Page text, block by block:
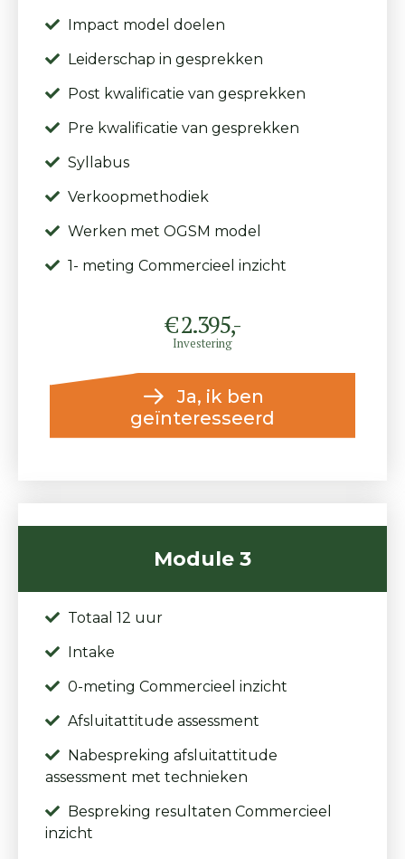
Impact model doelen
Leiderschap in gesprekken
Post kwalificatie van gesprekken
Pre kwalificatie van gesprekken
Syllabus
Verkoopmethodiek
Werken met OGSM model
1- meting Commercieel inzicht
€ 2.395,-
Investering
Ja, ik ben
geïnteresseerd
Module 3
Totaal 12 uur
Intake
0-meting Commercieel inzicht
Afsluitattitude assessment
Nabespreking afsluitattitude
assessment met technieken
Bespreking resultaten Commercieel
inzicht